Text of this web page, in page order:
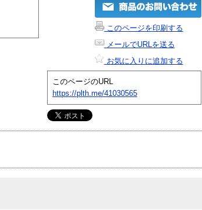
このページを印刷する
メールでURLを送る
お気に入りに追加する
このページのURL
https://plth.me/41030565